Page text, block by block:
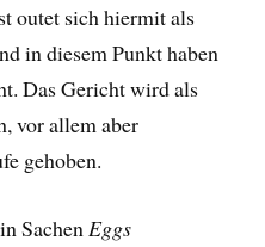
outet sich hiermit als
in diesem Punkt haben
Das Gericht wird als
vor allem aber
gehoben.
Sachen Eggs